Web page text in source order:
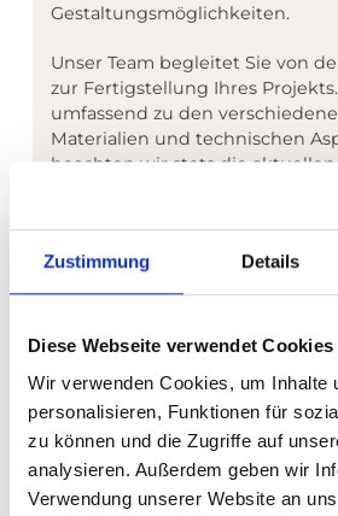
Zustimmung Details
Diese Webseite verwendet Cookies
Wir verwenden Cookies, um Inhalte
personalisieren, Funktionen für
zu können und die Zugriffe auf
analysieren. Außerdem geben wir
Verwendung unserer Website an
Gestaltungsmöglichkeiten.
Unser Team begleitet Sie von
zur Fertigstellung Ihres
umfassend zu den
Materialien und technischen
beachten wir stets die
und sorgen dafür, dass Ihr
ästhetisch ansprechend,
Egal, ob Sie den Bau eines
bestehendes Dach durch eine
Ihnen mit unserer
langjährigen Erfahrung zur